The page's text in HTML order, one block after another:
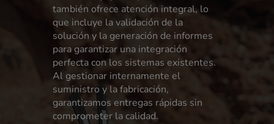
también ofrece atención integral, lo
que incluye la validación de la
solución y la generación de informes
para garantizar una integración
perfecta con los sistemas existentes.
Al gestionar internamente el
suministro y la fabricación,
garantizamos entregas rápidas sin
comprometer la calidad.